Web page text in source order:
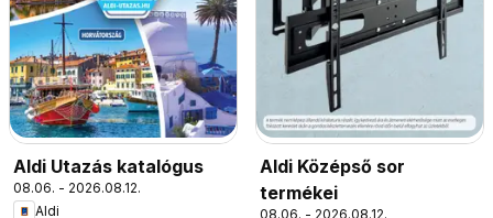
Aldi Utazás katalógus
08.06. - 2026.08.12.
Aldi
Aldi Középső sor
termékei
08.06. - 2026.08.12.